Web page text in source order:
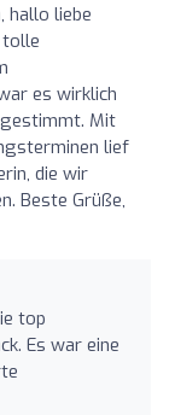
hallo liebe
tolle
es wirklich
Mit
lief
die wir
Beste Grüße,
top
Es war eine